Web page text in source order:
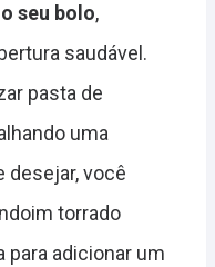
seu bolo,
saudável.
pasta de
uma
desejar, você
torrado
para adicionar um